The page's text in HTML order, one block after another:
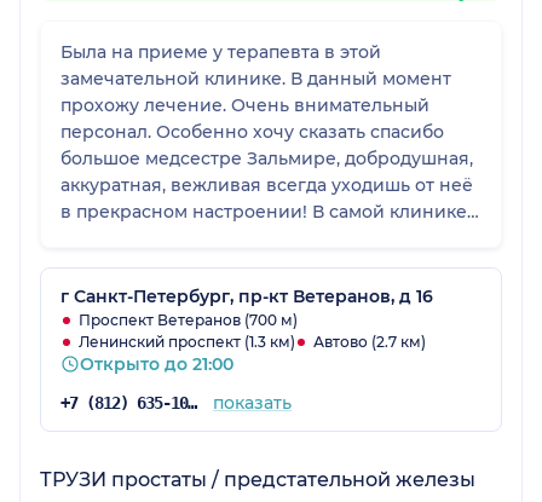
Была на приеме у терапевта в этой
замечательной клинике. В данный момент
прохожу лечение. Очень внимательный
персонал. Особенно хочу сказать спасибо
большое медсестре Зальмире, добродушная,
аккуратная, вежливая всегда уходишь от неё
в прекрасном настроении! В самой клинике
всему персоналу 🌹Буду рекомендовать
друзьям!
г Санкт-Петербург, пр-кт Ветеранов, д 16
Проспект Ветеранов (700 м)
Ленинский проспект (1.3 км)
Автово (2.7 км)
Открыто до 21:00
+7 (812) 635-10-38 показать
ТРУЗИ простаты / предстательной железы